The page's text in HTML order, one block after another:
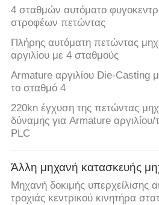
4 σταθμών αυτόματο
στροφέων πετώντας
Πλήρης αυτόματη πετώντας
αργιλίου με 4 σταθμούς
Armature αργιλίου Die-Casting
το σταθμό 4
220kn έγχυση της πετώντας
δύναμης για Armature
PLC
Άλλη μηχανή κατασκευής
Μηχανή δοκιμής υπερχείλισης
τροχιάς κεντρικού κινητήρα